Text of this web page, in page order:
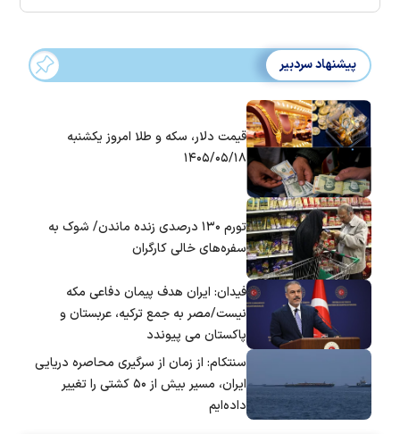
پیشنهاد سردبیر
قیمت دلار، سکه و طلا امروز یکشنبه
۱۴۰۵/۰۵/۱۸
تورم ۱۳۰ درصدی زنده ماندن/ شوک به
سفره‌های خالی کارگران
فیدان: ایران هدف پیمان دفاعی مکه
نیست/مصر به جمع ترکیه، عربستان و
پاکستان می پیوندد
سنتکام: از زمان از سرگیری محاصره دریایی
ایران، مسیر بیش از ۵۰ کشتی را تغییر
داده‌ایم